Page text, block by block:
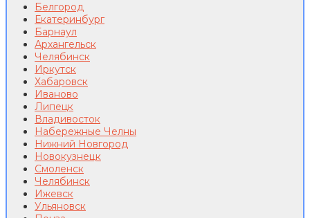
Белгород
Екатеринбург
Барнаул
Архангельск
Челябинск
Иркутск
Хабаровск
Иваново
Липецк
Владивосток
Набережные Челны
Нижний Новгород
Новокузнецк
Смоленск
Челябинск
Ижевск
Ульяновск